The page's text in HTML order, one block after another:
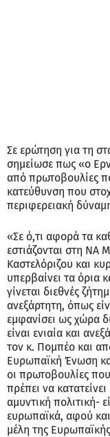
Σε ερώτηση για τη
σημείωσε πως «ο
από πρωτοβουλίες
κατεύθυνση που
περιφερειακή
«Σε ό,τι αφορά τα
εστιάζονται στη ΝΑ
Καστελόριζου και
υπερβαίνει τα όρια
γίνεται διεθνές
ανεξάρτητη, όπως
εμφανίσει ως χώρα
είναι ενιαία και
τον κ. Πομπέο και
Ευρωπαϊκή Ένωση
οι πρωτοβουλίες
πρέπει να
αμυντική πολιτική-
ευρωπαϊκά, αφού
μέλη της